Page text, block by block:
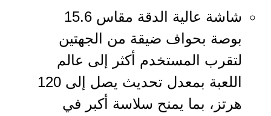
شاشة عالية الدقة مقاس 15.6
بوصة بحواف ضيقة من الجهتين
لتقرب المستخدم أكثر إلى عالم
اللعبة بمعدل تحديث يصل إلى 120
هرتز، بما يمنح سلاسة أكبر في